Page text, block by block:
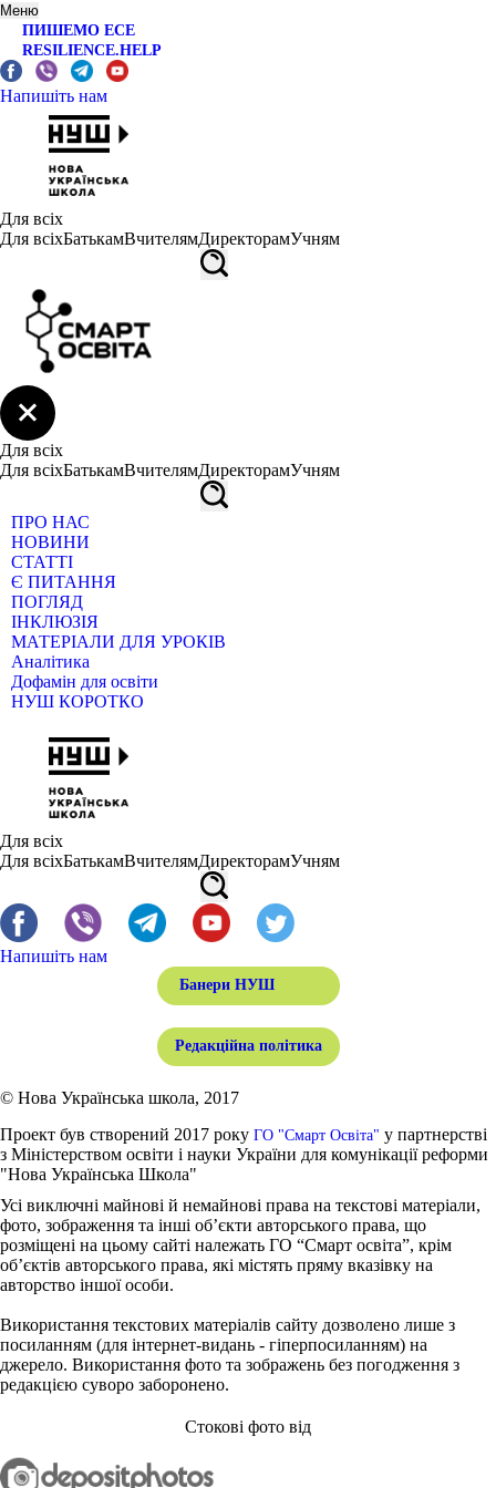
Меню
ПИШЕМО ЕСЕ
RESILIENCE.HELP
Напишіть нам
Для всіх
Для всіхБатькамВчителямДиректорамУчням
Для всіх
Для всіхБатькамВчителямДиректорамУчням
ПРО НАС
НОВИНИ
СТАТТІ
Є ПИТАННЯ
ПОГЛЯД
ІНКЛЮЗІЯ
МАТЕРІАЛИ ДЛЯ УРОКІВ
Аналітика
Дофамін для освіти
НУШ КОРОТКО
Для всіх
Для всіхБатькамВчителямДиректорамУчням
Напишіть нам
Банери НУШ
Редакційна політика
© Нова Українська школа, 2017
Проект був створений 2017 року ГО "Смарт Освіта" у партнерстві
з Міністерством освіти і науки України для комунікації реформи
"Нова Українська Школа"
Усі виключні майнові й немайнові права на текстові матеріали,
фото, зображення та інші об’єкти авторського права, що
розміщені на цьому сайті належать ГО “Смарт освіта”, крім
об’єктів авторського права, які містять пряму вказівку на
авторство іншої особи.
Використання текстових матеріалів сайту дозволено лише з
посиланням (для інтернет-видань - гіперпосиланням) на
джерело. Використання фото та зображень без погодження з
редакцією суворо заборонено.
Стокові фото від